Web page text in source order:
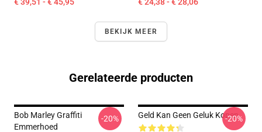
BEKIJK MEER
Gerelateerde producten
Bob Marley Graffiti
Emmerhoed
-20% Geld Kan Geen Geluk Kopen
-20%